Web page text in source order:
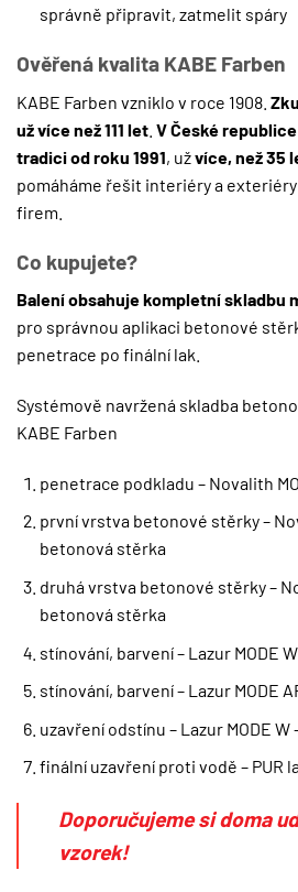
správně připravit, zatmelit spáry
Ověřená kvalita KABE Farben
KABE Farben vzniklo v roce 1908.
už více než 111 let V České
tradici od roku 1991, užvíce, než 35
pomáháme řešit interiéry a
firem.
Co kupujete?
Balení obsahuje kompletní skladbu
pro správnou aplikaci betonové
penetrace po finální lak.
Systémově navržená skladba
KABE Farben
penetrace podkladu – Novalith
první vrstva betonové stěrky –
betonová stěrka
druhá vrstva betonové stěrky –
betonová stěrka
stínování, barvení – Lazur MODE
stínování, barvení – Lazur MODE
uzavření odstínu – Lazur MODE
finální uzavření proti vodě – PUR
Doporučujeme si doma
vzorek!